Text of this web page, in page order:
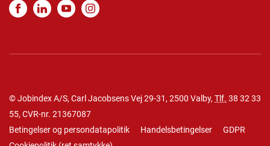
© Jobindex A/S, Carl Jacobsens Vej 29-31, 2500 Valby, Tlf. 38 32 33
55, CVR-nr. 21367087
Betingelser og persondatapolitik
Handelsbetingelser
GDPR